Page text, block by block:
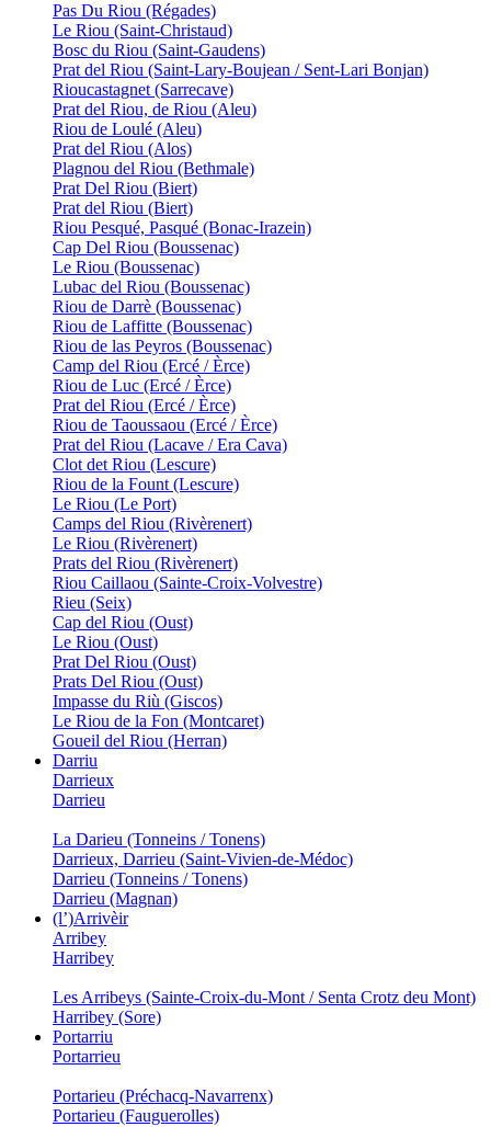
Pas Du Riou (Régades)
Le Riou (Saint-Christaud)
Bosc du Riou (Saint-Gaudens)
Prat del Riou (Saint-Lary-Boujean / Sent-Lari Bonjan)
Rioucastagnet (Sarrecave)
Prat del Riou, de Riou (Aleu)
Riou de Loulé (Aleu)
Prat del Riou (Alos)
Plagnou del Riou (Bethmale)
Prat Del Riou (Biert)
Prat del Riou (Biert)
Riou Pesqué, Pasqué (Bonac-Irazein)
Cap Del Riou (Boussenac)
Le Riou (Boussenac)
Lubac del Riou (Boussenac)
Riou de Darrè (Boussenac)
Riou de Laffitte (Boussenac)
Riou de las Peyros (Boussenac)
Camp del Riou (Ercé / Èrce)
Riou de Luc (Ercé / Èrce)
Prat del Riou (Ercé / Èrce)
Riou de Taoussaou (Ercé / Èrce)
Prat del Riou (Lacave / Era Cava)
Clot det Riou (Lescure)
Riou de la Fount (Lescure)
Le Riou (Le Port)
Camps del Riou (Rivèrenert)
Le Riou (Rivèrenert)
Prats del Riou (Rivèrenert)
Riou Caillaou (Sainte-Croix-Volvestre)
Rieu (Seix)
Cap del Riou (Oust)
Le Riou (Oust)
Prat Del Riou (Oust)
Prats Del Riou (Oust)
Impasse du Riù (Giscos)
Le Riou de la Fon (Montcaret)
Goueil del Riou (Herran)
Darriu
Darrieux
Darrieu
La Darieu (Tonneins / Tonens)
Darrieux, Darrieu (Saint-Vivien-de-Médoc)
Darrieu (Tonneins / Tonens)
Darrieu (Magnan)
(l’)Arrivèir
Arribey
Harribey
Les Arribeys (Sainte-Croix-du-Mont / Senta Crotz deu Mont)
Harribey (Sore)
Portarriu
Portarrieu
Portarieu (Préchacq-Navarrenx)
Portarieu (Fauguerolles)